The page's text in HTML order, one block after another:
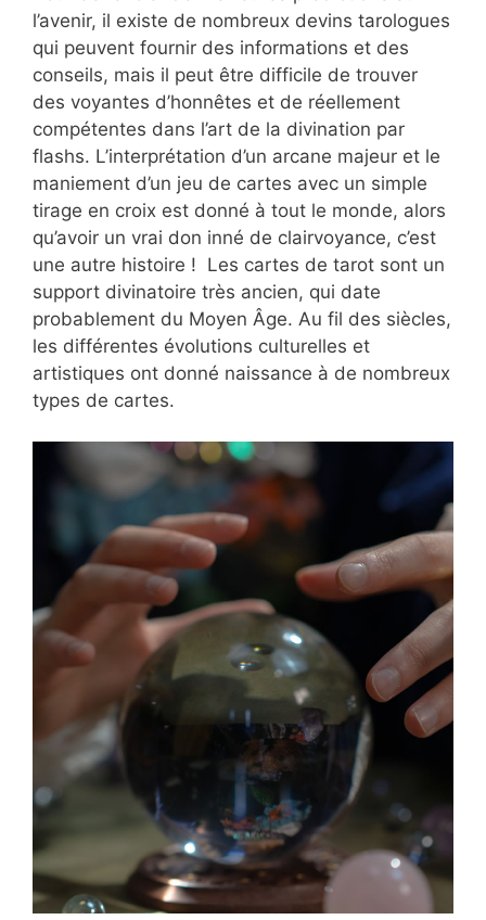
l’avenir, il existe de nombreux devins tarologues
qui peuvent fournir des informations et des
conseils, mais il peut être difficile de trouver
des voyantes d’honnêtes et de réellement
compétentes dans l’art de la divination par
flashs. L’interprétation d’un arcane majeur et le
maniement d’un jeu de cartes avec un simple
tirage en croix est donné à tout le monde, alors
qu’avoir un vrai don inné de clairvoyance, c’est
une autre histoire ! Les cartes de tarot sont un
support divinatoire très ancien, qui date
probablement du Moyen Âge. Au fil des siècles,
les différentes évolutions culturelles et
artistiques ont donné naissance à de nombreux
types de cartes.